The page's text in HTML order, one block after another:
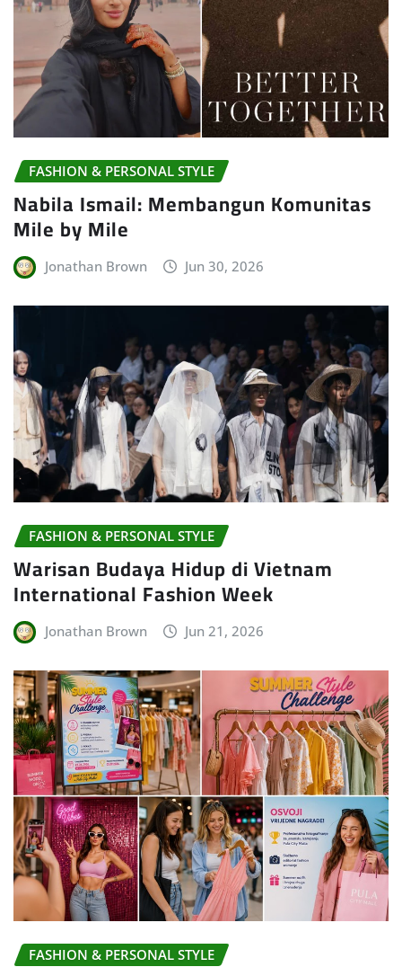
FASHION & PERSONAL STYLE
Nabila Ismail: Membangun Komunitas
Mile by Mile
Jonathan Brown Jun 30, 2026
FASHION & PERSONAL STYLE
Warisan Budaya Hidup di Vietnam
International Fashion Week
Jonathan Brown Jun 21, 2026
FASHION & PERSONAL STYLE